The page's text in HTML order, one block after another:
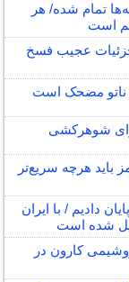
تمام شده/ هر
است
جزئیات عجیب فسخ
ناتو مضحک است
شوهرکشی
باید هرچه سریع‌تر
دادیم / با ایران
شده است
کارون در